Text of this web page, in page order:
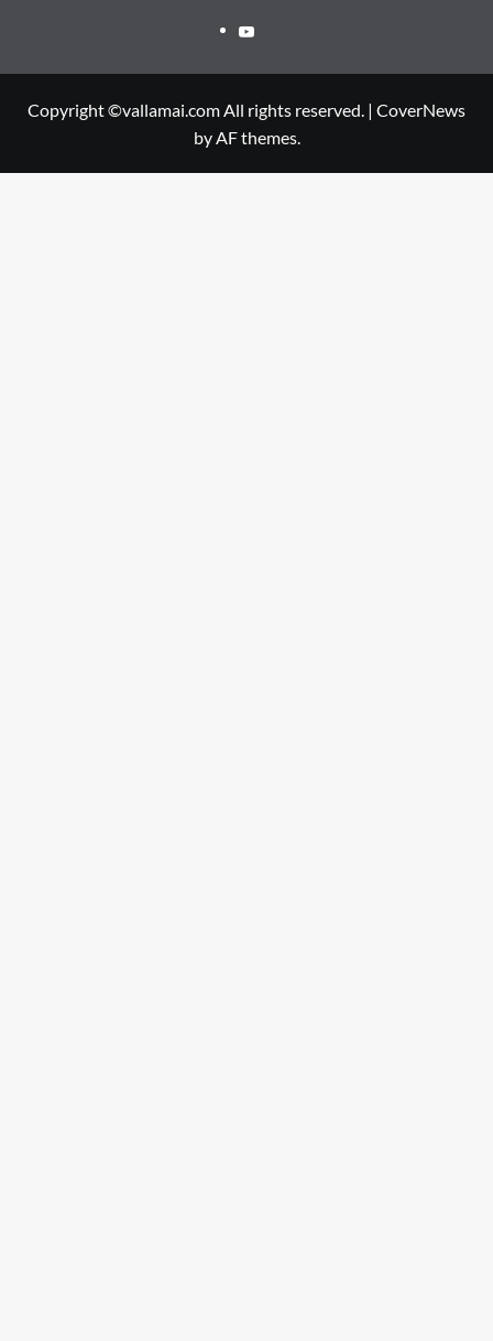
Youtube
Copyright ©vallamai.com All rights reserved. | CoverNews
by AF themes.